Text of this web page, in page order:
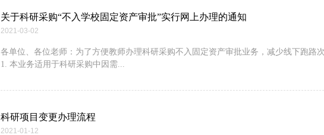
关于科研采购“不入学校固定资产审批”实行网上办理的通知
2021-03-02
各单位、各位老师：为了方便教师办理科研采购不入固定资产审批业务，减少线下跑路
1. 本业务适用于科研采购中因需...
科研项目变更办理流程
2021-01-12